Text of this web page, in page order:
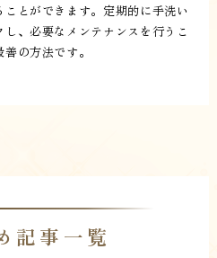
とができます。定期的に手洗い
、必要なメンテナンスを行うこ
の方法です。
記事一覧